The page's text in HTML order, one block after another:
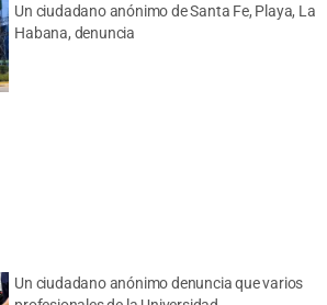
Un ciudadano anónimo de Santa Fe, Playa, La
Habana, denuncia
Un ciudadano anónimo denuncia que varios